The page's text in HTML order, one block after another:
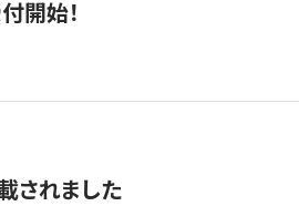
開始！
されました